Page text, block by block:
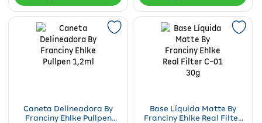
Caneta Delineadora By
Franciny Ehlke Pullpen
Base Líquida Matte By
Franciny Ehlke Real Filter